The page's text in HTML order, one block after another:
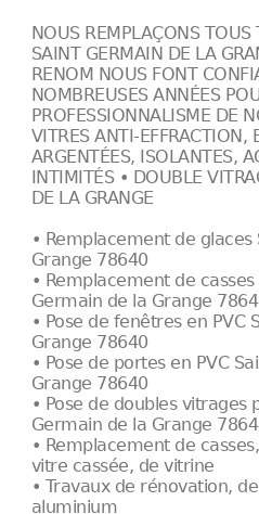
NOUS REMPLAÇONS TOUS
SAINT GERMAIN DE LA
RENOM NOUS FONT
NOMBREUSES ANNÉES
PROFESSIONNALISME DE
VITRES ANTI-EFFRACTION,
ARGENTÉES, ISOLANTES,
INTIMITÉS • DOUBLE
DE LA GRANGE
• Remplacement de
Grange 78640
• Remplacement de
Germain de la Grange
• Pose de fenêtres en PVC
Grange 78640
• Pose de portes en PVC
Grange 78640
• Pose de doubles vitrages
Germain de la Grange
• Remplacement de
vitre cassée, de vitrine
• Travaux de rénovation,
aluminium